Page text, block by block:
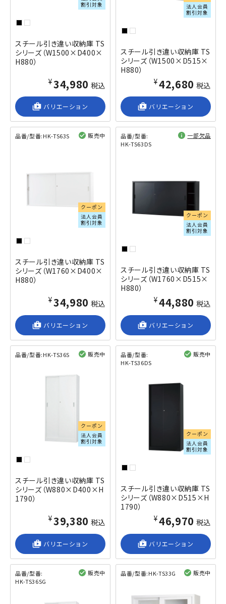
割引対象
スチール引き違い収納庫 TS
シリーズ（W1500×D400×
H880）
¥34,980 税込
shop_2 バリエーション
法人会員
割引対象
スチール引き違い収納庫 TS
シリーズ（W1500×D515×
H880）
¥42,680 税込
shop_2 バリエーション
品番/型番:HK-TS63S 販売中
クーポン
法人会員
割引対象
スチール引き違い収納庫 TS
シリーズ（W1760×D400×
H880）
¥34,980 税込
shop_2 バリエーション
品番/型番:
HK-TS63DS
一部欠品
クーポン
法人会員
割引対象
スチール引き違い収納庫 TS
シリーズ（W1760×D515×
H880）
¥44,880 税込
shop_2 バリエーション
品番/型番:HK-TS36S 販売中
クーポン
法人会員
割引対象
スチール引き違い収納庫 TS
シリーズ（W880×D400×H
1790）
¥39,380 税込
shop_2 バリエーション
品番/型番:
HK-TS36DS
販売中
クーポン
法人会員
割引対象
スチール引き違い収納庫 TS
シリーズ（W880×D515×H
1790）
¥46,970 税込
shop_2 バリエーション
品番/型番:
HK-TS36SG
販売中 品番/型番:HK-TS33G 販売中